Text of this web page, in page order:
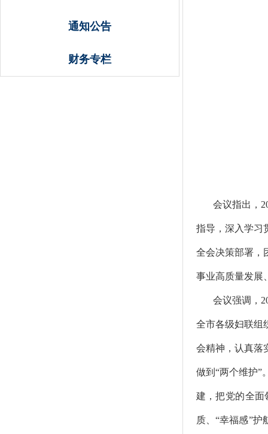
通知公告
财务专栏
会议指出，
指导，深入学习
全会决策部署，
事业高质量发展
会议强调，
全市各级妇联组
会精神，认真落
做到“两个维护”
建，把党的全面
质、“幸福感”护